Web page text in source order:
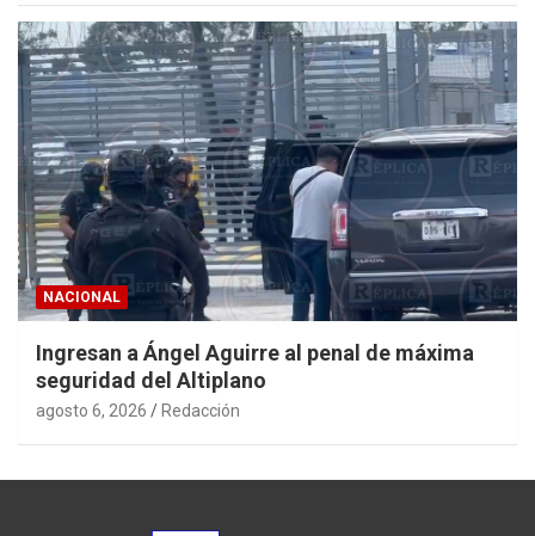
NACIONAL
Ingresan a Ángel Aguirre al penal de máxima
seguridad del Altiplano
agosto 6, 2026 Redacción